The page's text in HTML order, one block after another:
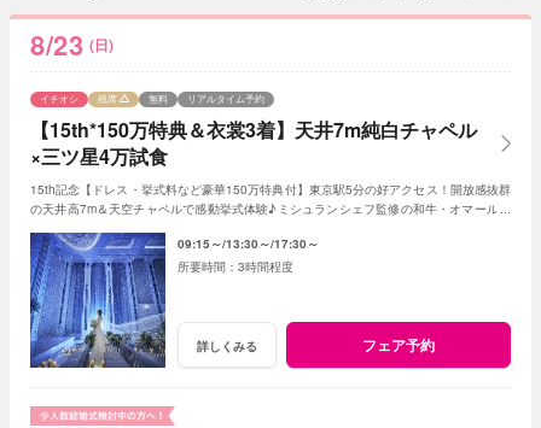
8/23 (日)
【15th*150万特典＆衣裳3着】天井7m純白チャペル
×三ツ星4万試食
イチオシ 残席 無料 リアルタイム予約
15th記念【ドレス・挙式料など豪華150万特典付】東京駅5分の好アクセス！開放感抜群
の天井高7m＆天空チャペルで感動挙式体験♪ミシュランシェフ監修の和牛・オマール海
09:15～ 13:30～ 17:30～
3時間程度
詳しくみる フェア予約